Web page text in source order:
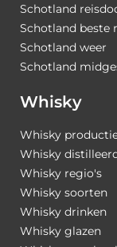
Schotland
Schotland beste
Schotland weer
Schotland
Whisky
Whisky
Whisky
Whisky regio's
Whisky soorten
Whisky drinken
Whisky glazen